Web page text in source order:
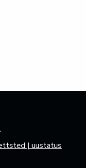
| uustatus